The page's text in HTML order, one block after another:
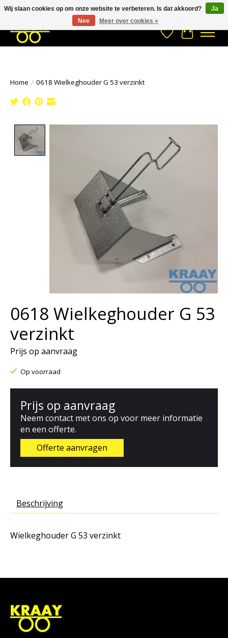
033- 2470 538 info@kraaybv.com Stuur een Whatsapp bericht
Verlanglijst
Home / 0618 Wielkeghouder G 53 verzinkt
0618 Wielkeghouder G 53
verzinkt
Prijs op aanvraag
Op voorraad
Prijs op aanvraag
Neem contact met ons op voor meer informatie
en een offerte.
Offerte aanvragen
Beschrijving
Wielkeghouder G 53 verzinkt
Wij slaan cookies op om onze website te verbeteren. Is dat akkoord?
Ja
Nee
Meer over cookies »